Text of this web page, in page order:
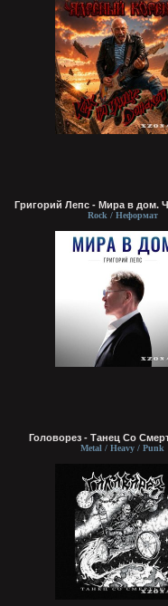
Григорий Лепс - Мира в дом.
Rock / Неформат
Головорез - Tанец Со
Metal / Heavy / Punk